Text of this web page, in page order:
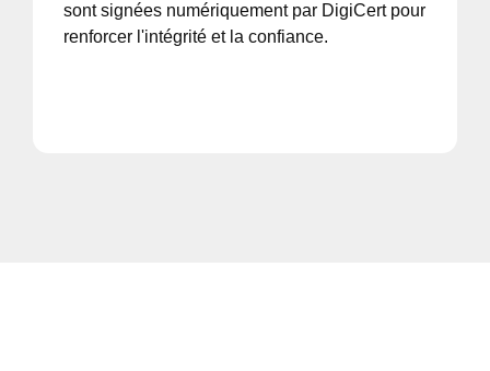
sont signées numériquement par DigiCert pour
renforcer l'intégrité et la confiance.